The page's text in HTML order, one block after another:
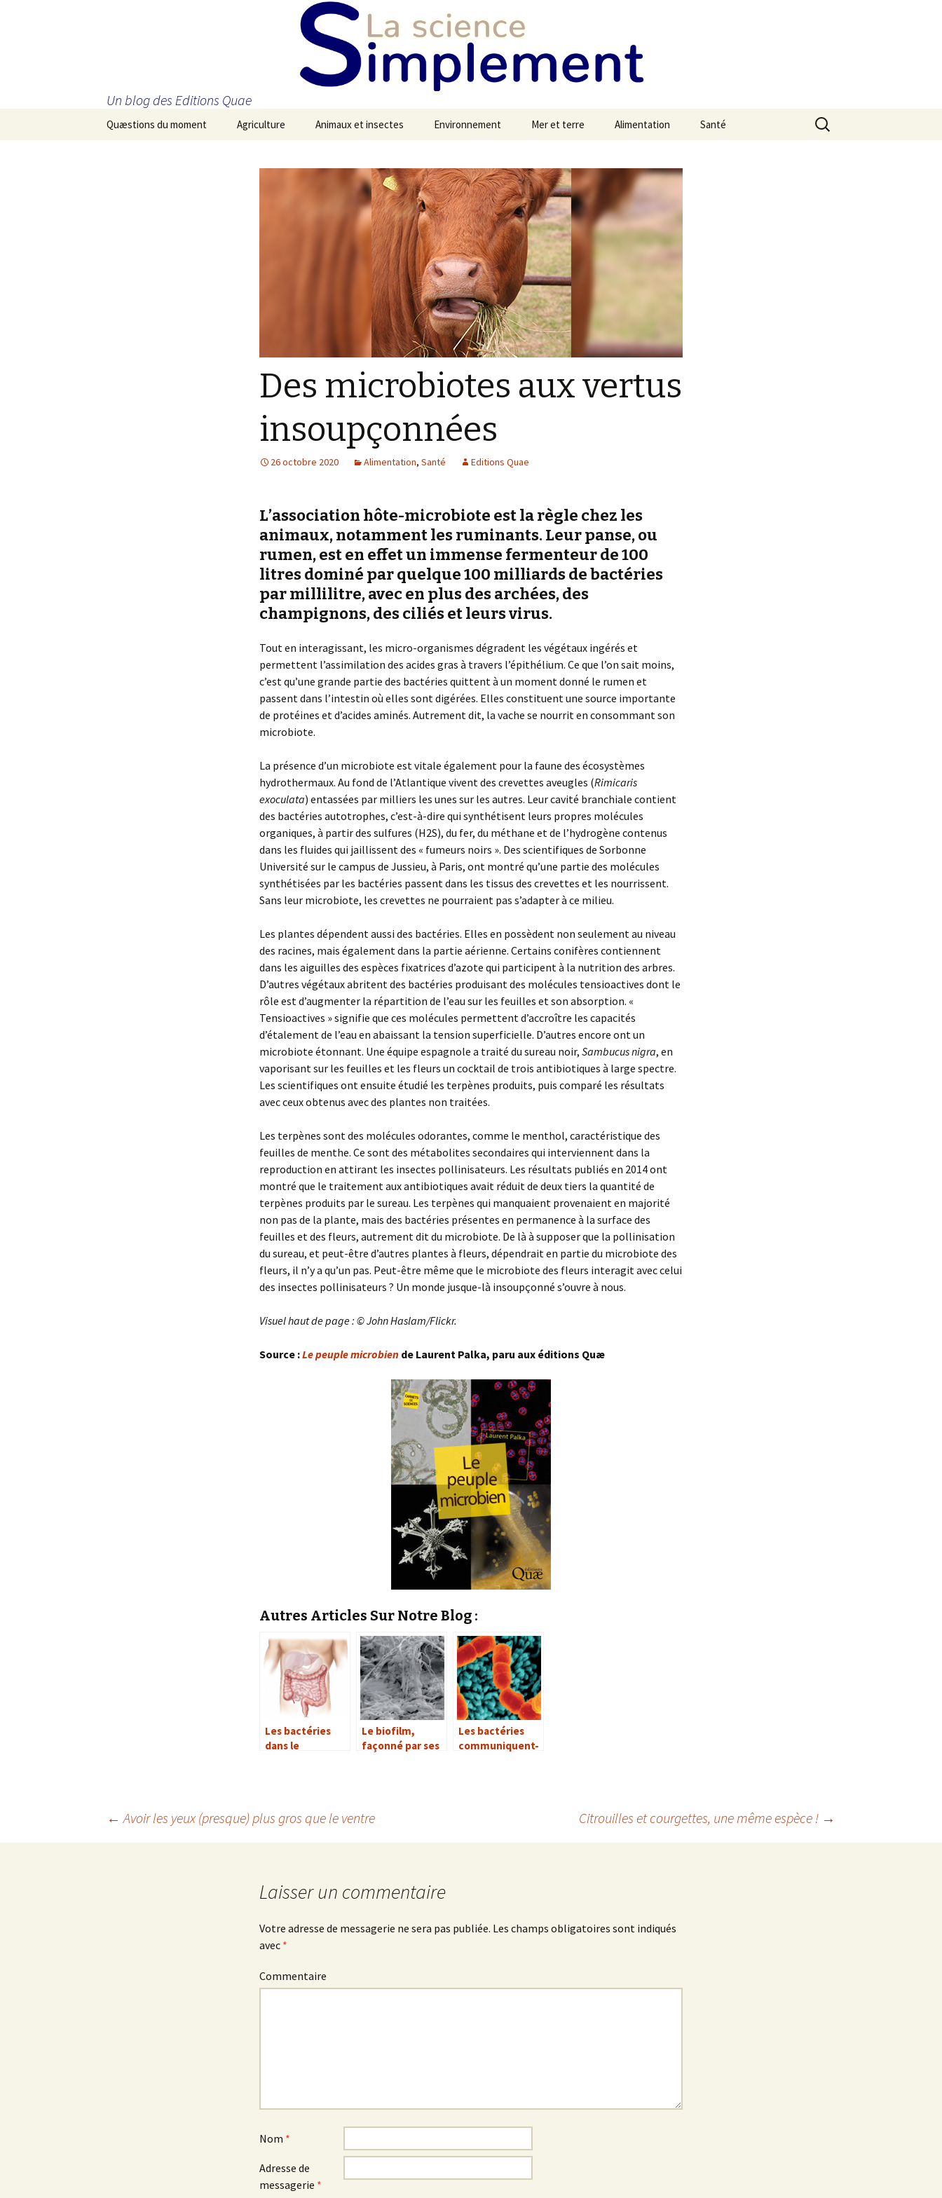
Un blog des Editions Quae
Aller
Quæstions du moment Agriculture Animaux et insectes Environnement Mer et terre Alimentation Santé Rechercher :
Des microbiotes aux vertus
insoupçonnées
26 octobre 2020 Alimentation, Santé Editions Quae
L’association hôte-microbiote est la règle chez les
animaux, notamment les ruminants. Leur panse, ou
rumen, est en effet un immense fermenteur de 100
litres dominé par quelque 100 milliards de bactéries
par millilitre, avec en plus des archées, des
champignons, des ciliés et leurs virus.
Tout en interagissant, les micro-organismes dégradent les végétaux ingérés et
permettent l’assimilation des acides gras à travers l’épithélium. Ce que l’on sait moins,
c’est qu’une grande partie des bactéries quittent à un moment donné le rumen et
passent dans l’intestin où elles sont digérées. Elles constituent une source importante
de protéines et d’acides aminés. Autrement dit, la vache se nourrit en consommant son
microbiote.
La présence d’un microbiote est vitale également pour la faune des écosystèmes
hydrothermaux. Au fond de l’Atlantique vivent des crevettes aveugles (Rimicaris
exoculata) entassées par milliers les unes sur les autres. Leur cavité branchiale contient
des bactéries autotrophes, c’est-à-dire qui synthétisent leurs propres molécules
organiques, à partir des sulfures (H2S), du fer, du méthane et de l’hydrogène contenus
dans les fluides qui jaillissent des « fumeurs noirs ». Des scientifiques de Sorbonne
Université sur le campus de Jussieu, à Paris, ont montré qu’une partie des molécules
synthétisées par les bactéries passent dans les tissus des crevettes et les nourrissent.
Sans leur microbiote, les crevettes ne pourraient pas s’adapter à ce milieu.
Les plantes dépendent aussi des bactéries. Elles en possèdent non seulement au niveau
des racines, mais également dans la partie aérienne. Certains conifères contiennent
dans les aiguilles des espèces fixatrices d’azote qui participent à la nutrition des arbres.
D’autres végétaux abritent des bactéries produisant des molécules tensioactives dont le
rôle est d’augmenter la répartition de l’eau sur les feuilles et son absorption. «
Tensioactives » signifie que ces molécules permettent d’accroître les capacités
d’étalement de l’eau en abaissant la tension superficielle. D’autres encore ont un
microbiote étonnant. Une équipe espagnole a traité du sureau noir, Sambucus nigra, en
vaporisant sur les feuilles et les fleurs un cocktail de trois antibiotiques à large spectre.
Les scientifiques ont ensuite étudié les terpènes produits, puis comparé les résultats
avec ceux obtenus avec des plantes non traitées.
Les terpènes sont des molécules odorantes, comme le menthol, caractéristique des
feuilles de menthe. Ce sont des métabolites secondaires qui interviennent dans la
reproduction en attirant les insectes pollinisateurs. Les résultats publiés en 2014 ont
montré que le traitement aux antibiotiques avait réduit de deux tiers la quantité de
terpènes produits par le sureau. Les terpènes qui manquaient provenaient en majorité
non pas de la plante, mais des bactéries présentes en permanence à la surface des
feuilles et des fleurs, autrement dit du microbiote. De là à supposer que la pollinisation
du sureau, et peut-être d’autres plantes à fleurs, dépendrait en partie du microbiote des
fleurs, il n’y a qu’un pas. Peut-être même que le microbiote des fleurs interagit avec celui
des insectes pollinisateurs ? Un monde jusque-là insoupçonné s’ouvre à nous.
Visuel haut de page : © John Haslam/Flickr.
Source :Le peuple microbien de Laurent Palka, paru aux éditions Quæ
Autres Articles Sur Notre Blog :
Les bactéries
dans le
Le biofilm,
façonné par ses
Les bactéries
communiquent-
Navigation
← Avoir les yeux (presque) plus gros que le ventre Citrouilles et courgettes, une même espèce ! →
Laisser un commentaire
Votre adresse de messagerie ne sera pas publiée. Les champs obligatoires sont indiqués
avec *
Commentaire
Nom *
Adresse de
messagerie *